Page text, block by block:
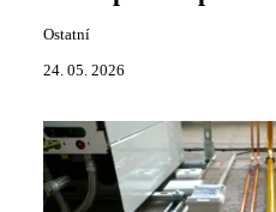
Ostatní
24. 05. 2026